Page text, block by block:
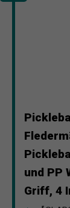
und PP
Griff, 4